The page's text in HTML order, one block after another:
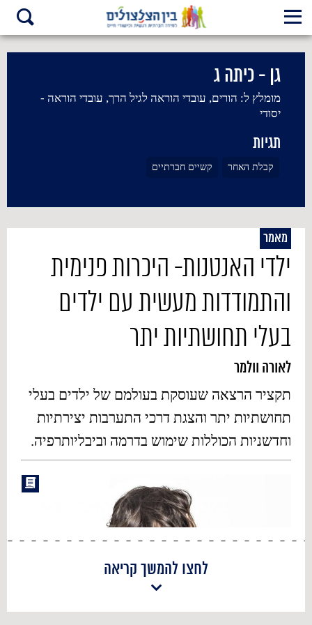
גן - כיתה ג
מומלץ ל: הורים, עובדי הוראה לגיל הרך, עובדי הוראה -
יסודי
תגיות
קבלת האחר קשיים חברתיים
מאמר
ילדי האנטנות- היכרות פנימית
והתמודדות מעשית עם ילדים
בעלי תחושתיות יתר
לאורה וולמר
תקציר הרצאה שעוסקת בעולמם של ילדים בעלי
תחושתיות יתר והצגת דרכי התערבות יצירתיות
וחדשניות הכוללות שימוש בדרמה וביבליותרפיה.
לחצו להמשך קריאה